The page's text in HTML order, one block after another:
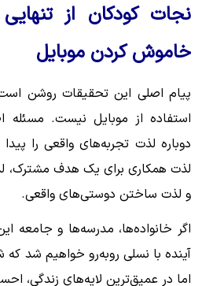
نجات کودکان از تنهایی
خاموش کردن موبایل
پیام اصلی این تحقیقات روشن
استفاده از موبایل نیست.
دوباره لذت تجربه‌های واقعی را
لذت همکاری برای یک هدف مشترک،
و لذت ساختن دوستی‌های واقعی.
اگر خانواده‌ها، مدرسه‌ها و جامعه
آینده با نسلی روبه‌رو خواهیم شد
اما در عمیق‌ترین لایه‌های زندگی،